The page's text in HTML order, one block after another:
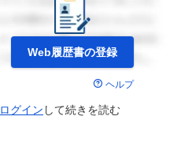
Web履歴書の登録
ヘルプ
ログイン して続きを読む